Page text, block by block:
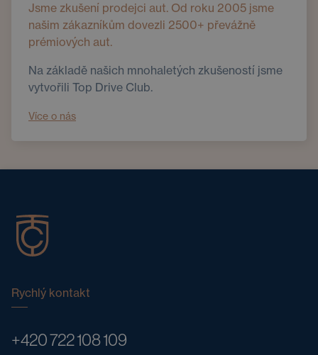
Jsme zkušení prodejci aut. Od roku 2005 jsme
našim zákazníkům dovezli 2500+ převážně
prémiových aut.
Na základě našich mnohaletých zkušeností jsme
vytvořili Top Drive Club.
Více o nás
Rychlý kontakt
+420 722 108 109